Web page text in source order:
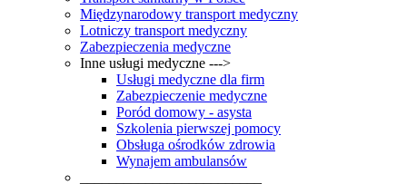
Międzynarodowy transport medyczny
Lotniczy transport medyczny
Zabezpieczenia medyczne
Inne usługi medyczne --->
Usługi medyczne dla firm
Zabezpieczenie medyczne
Poród domowy - asysta
Szkolenia pierwszej pomocy
Obsługa ośrodków zdrowia
Wynajem ambulansów